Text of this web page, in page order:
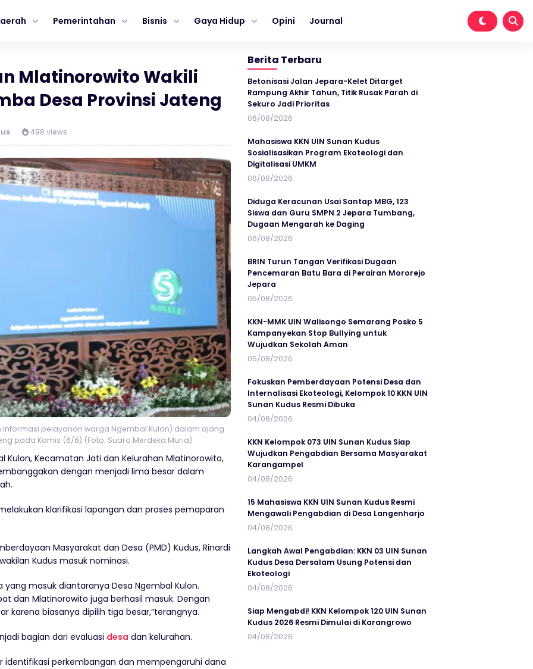
Pemerintahan Bisnis Gaya Hidup Opini Journal
Mlatinorowito Wakili
Desa Provinsi Jateng
498 views
informasi pelayanan warga Ngembal Kulon) dalam ajang
pada Kamis (6/6) (Foto: Suara Merdeka Muria)
Kulon, Kecamatan Jati dan Kelurahan Mlatinorowito,
dengan menjadi lima besar dalam
klarifikasi lapangan dan proses pemaparan
Masyarakat dan Desa (PMD) Kudus, Rinardi
Kudus masuk nominasi.
yang masuk diantaranya Desa Ngembal Kulon.
dan Mlatinorowito juga berhasil masuk. Dengan
karena biasanya dipilih tiga besar,”terangnya.
bagian dari evaluasi desa dan kelurahan.
identifikasi perkembangan dan mempengaruhi dana
Berita Terbaru
Betonisasi Jalan Jepara-Kelet Ditarget
Rampung Akhir Tahun, Titik Rusak Parah di
Sekuro Jadi Prioritas
06/08/2026
Mahasiswa KKN UIN Sunan Kudus
Sosialisasikan Program Ekoteologi dan
Digitalisasi UMKM
06/08/2026
Diduga Keracunan Usai Santap MBG, 123
Siswa dan Guru SMPN 2 Jepara Tumbang,
Dugaan Mengarah ke Daging
06/08/2026
BRIN Turun Tangan Verifikasi Dugaan
Pencemaran Batu Bara di Perairan Mororejo
Jepara
05/08/2026
KKN-MMK UIN Walisongo Semarang Posko 5
Kampanyekan Stop Bullying untuk
Wujudkan Sekolah Aman
05/08/2026
Fokuskan Pemberdayaan Potensi Desa dan
Internalisasi Ekoteologi, Kelompok 10 KKN UIN
Sunan Kudus Resmi Dibuka
04/08/2026
KKN Kelompok 073 UIN Sunan Kudus Siap
Wujudkan Pengabdian Bersama Masyarakat
Karangampel
04/08/2026
15 Mahasiswa KKN UIN Sunan Kudus Resmi
Mengawali Pengabdian di Desa Langenharjo
04/08/2026
Langkah Awal Pengabdian: KKN 03 UIN Sunan
Kudus Desa Dersalam Usung Potensi dan
Ekoteologi
04/08/2026
Siap Mengabdi! KKN Kelompok 120 UIN Sunan
Kudus 2026 Resmi Dimulai di Karangrowo
04/08/2026